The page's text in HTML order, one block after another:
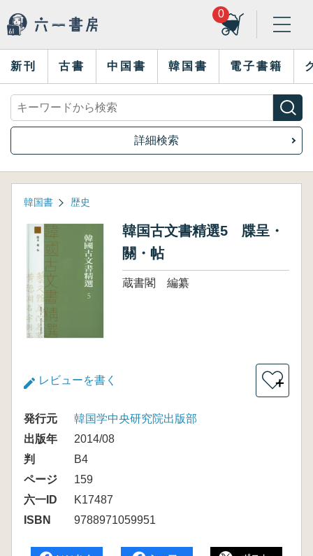
0
新刊 古書 中国書 韓国書 電子書籍
詳細検索
韓国書 歴史
韓国古文書精選5 牒呈・
關・帖
蔵書閣 編纂
レビューを書く ＋
発行元
韓国学中央研究院出版部
出版年
2014/08
判
B4
ページ
159
六一ID
K17487
ISBN
9788971059951